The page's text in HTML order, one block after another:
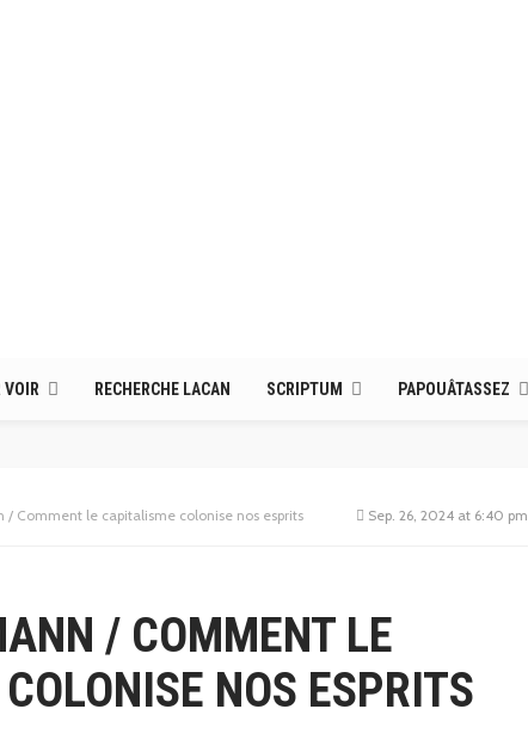
VOIR RECHERCHE LACAN SCRIPTUM PAPOUÂTASSEZ
/ Comment le capitalisme colonise nos esprits Sep. 26, 2024 at 6:40 pm
/ COMMENT LE
NOS ESPRITS